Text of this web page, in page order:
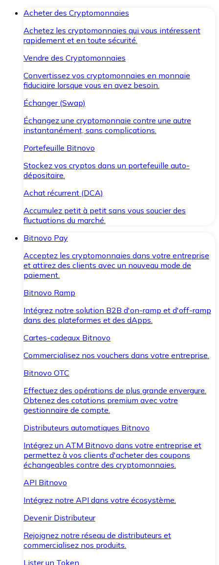
Acheter des Cryptomonnaies
Achetez les cryptomonnaies qui vous intéressent
rapidement et en toute sécurité.
Vendre des Cryptomonnaies
Convertissez vos cryptomonnaies en monnaie
fiduciaire lorsque vous en avez besoin.
Échanger (Swap)
Échangez une cryptomonnaie contre une autre
instantanément, sans complications.
Portefeuille Bitnovo
Stockez vos cryptos dans un portefeuille auto-
dépositaire.
Achat récurrent (DCA)
Accumulez petit à petit sans vous soucier des
fluctuations du marché.
Bitnovo Pay
Acceptez les cryptomonnaies dans votre entreprise
et attirez des clients avec un nouveau mode de
paiement.
Bitnovo Ramp
Intégrez notre solution B2B d'on-ramp et d'off-ramp
dans des plateformes et des dApps.
Cartes-cadeaux Bitnovo
Commercialisez nos vouchers dans votre entreprise.
Bitnovo OTC
Effectuez des opérations de plus grande envergure.
Obtenez des cotations premium avec votre
gestionnaire de compte.
Distributeurs automatiques Bitnovo
Intégrez un ATM Bitnovo dans votre entreprise et
permettez à vos clients d'acheter des coupons
échangeables contre des cryptomonnaies.
API Bitnovo
Intégrez notre API dans votre écosystème.
Devenir Distributeur
Rejoignez notre réseau de distributeurs et
commercialisez nos produits.
Lister un Token